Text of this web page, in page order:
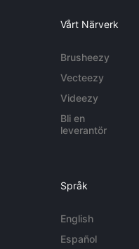
Vårt Närverk
Brusheezy
Vecteezy
Videezy
Bli en
leverantör
Språk
English
Español